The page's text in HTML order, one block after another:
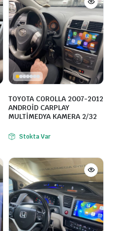
TOYOTA COROLLA 2007-2012
ANDROİD CARPLAY
MULTİMEDYA KAMERA 2/32
Stokta Var